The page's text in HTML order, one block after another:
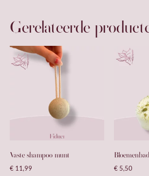
Gerelateerde
Vaste shampoo munt
€ 11,99 € 5,50